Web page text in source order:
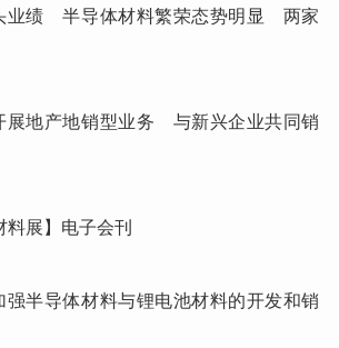
业绩 半导体材料繁荣态势明显 两家
地产地销型业务 与新兴企业共同销
料展】电子会刊
半导体材料与锂电池材料的开发和销